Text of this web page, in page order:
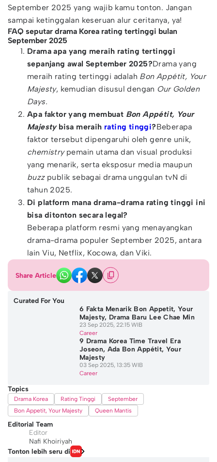
September 2025 yang wajib kamu tonton. Jangan
sampai ketinggalan keseruan alur ceritanya, ya!
FAQ seputar drama Korea rating tertinggi bulan
September 2025
Drama apa yang meraih rating tertinggi
sepanjang awal September 2025?Drama yang
meraih rating tertinggi adalah Bon Appétit, Your
Majesty, kemudian disusul dengan Our Golden
Days.
Apa faktor yang membuat Bon Appétit, Your
Majestybisa meraih rating tinggi?Beberapa
faktor tersebut dipengaruhi oleh genre unik,
chemistrypemain utama dan visual produksi
yang menarik, serta eksposur media maupun
buzzpublik sebagai drama unggulan tvN di
tahun 2025.
Di platform mana drama-drama rating tinggi ini
bisa ditonton secara legal?
Beberapa platform resmi yang menayangkan
drama-drama populer September 2025, antara
lain Viu, Netflix, Kocowa, dan Viki.
Share Article
Curated For You
6 Fakta Menarik Bon Appetit, Your
Majesty, Drama Baru Lee Chae Min
23 Sep 2025, 22:15 WIB
Career
9 Drama Korea Time Travel Era
Joseon, Ada Bon Appétit, Your
Majesty
03 Sep 2025, 13:35 WIB
Career
Topics
Drama Korea Rating Tinggi
September
Bon Appetit, Your Majesty
Queen Mantis
Editorial Team
Editor
Nafi Khoiriyah
Tonton lebih seru di